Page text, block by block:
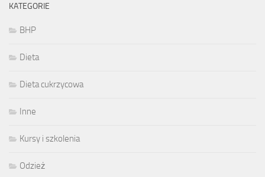
KATEGORIE
BHP
Dieta
Dieta cukrzycowa
Inne
Kursy i szkolenia
Odzież